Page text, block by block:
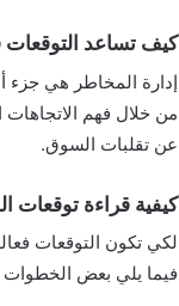
كيف تساعد
إدارة المخاطر هي جزء
من خلال فهم
عن تقلبات السوق.
كيفية قراءة توقعات
لكي تكون التوقعات
فيما يلي بعض الخطوات